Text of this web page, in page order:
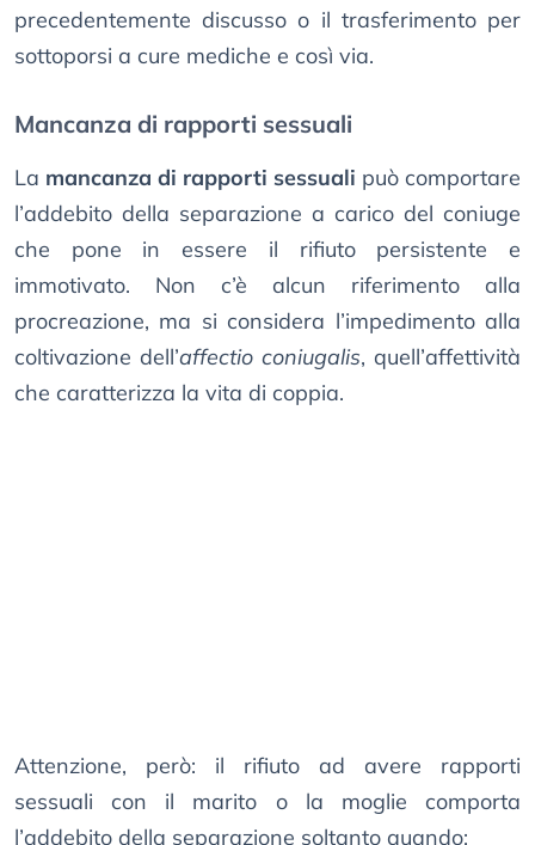
precedentemente discusso o il trasferimento per
sottoporsi a cure mediche e così via.
Mancanza di rapporti sessuali
La mancanza di rapporti sessuali può comportare
l’addebito della separazione a carico del coniuge
che pone in essere il rifiuto persistente e
immotivato. Non c’è alcun riferimento alla
procreazione, ma si considera l’impedimento alla
coltivazione dell’affectio coniugalis, quell’affettività
che caratterizza la vita di coppia.
Attenzione, però: il rifiuto ad avere rapporti
sessuali con il marito o la moglie comporta
l’addebito della separazione soltanto quando: